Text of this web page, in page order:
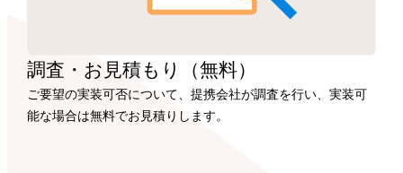
調査・お見積もり （無料）
ご要望の実装可否について、提携会社が調査を行い、実装可
能な場合は無料でお見積りします。